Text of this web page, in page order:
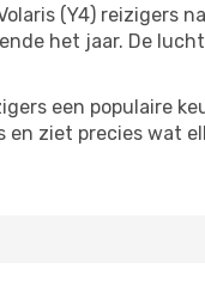
(Y4) reizigers
het jaar. De
een populaire
en ziet precies wat